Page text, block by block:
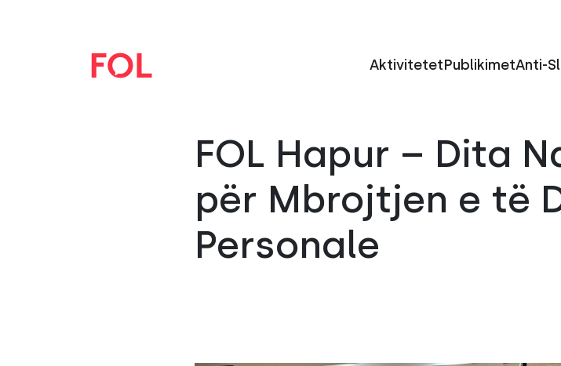
AktivitetetPublikimetAnti-
FOL Hapur – Dita
për Mbrojtjen e të
Personale